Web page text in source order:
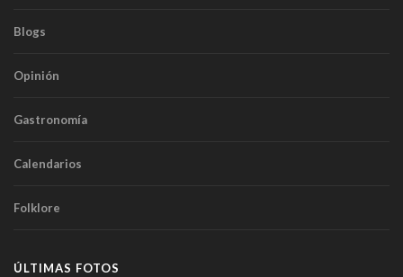
Blogs
Opinión
Gastronomía
Calendarios
Folklore
ÚLTIMAS FOTOS